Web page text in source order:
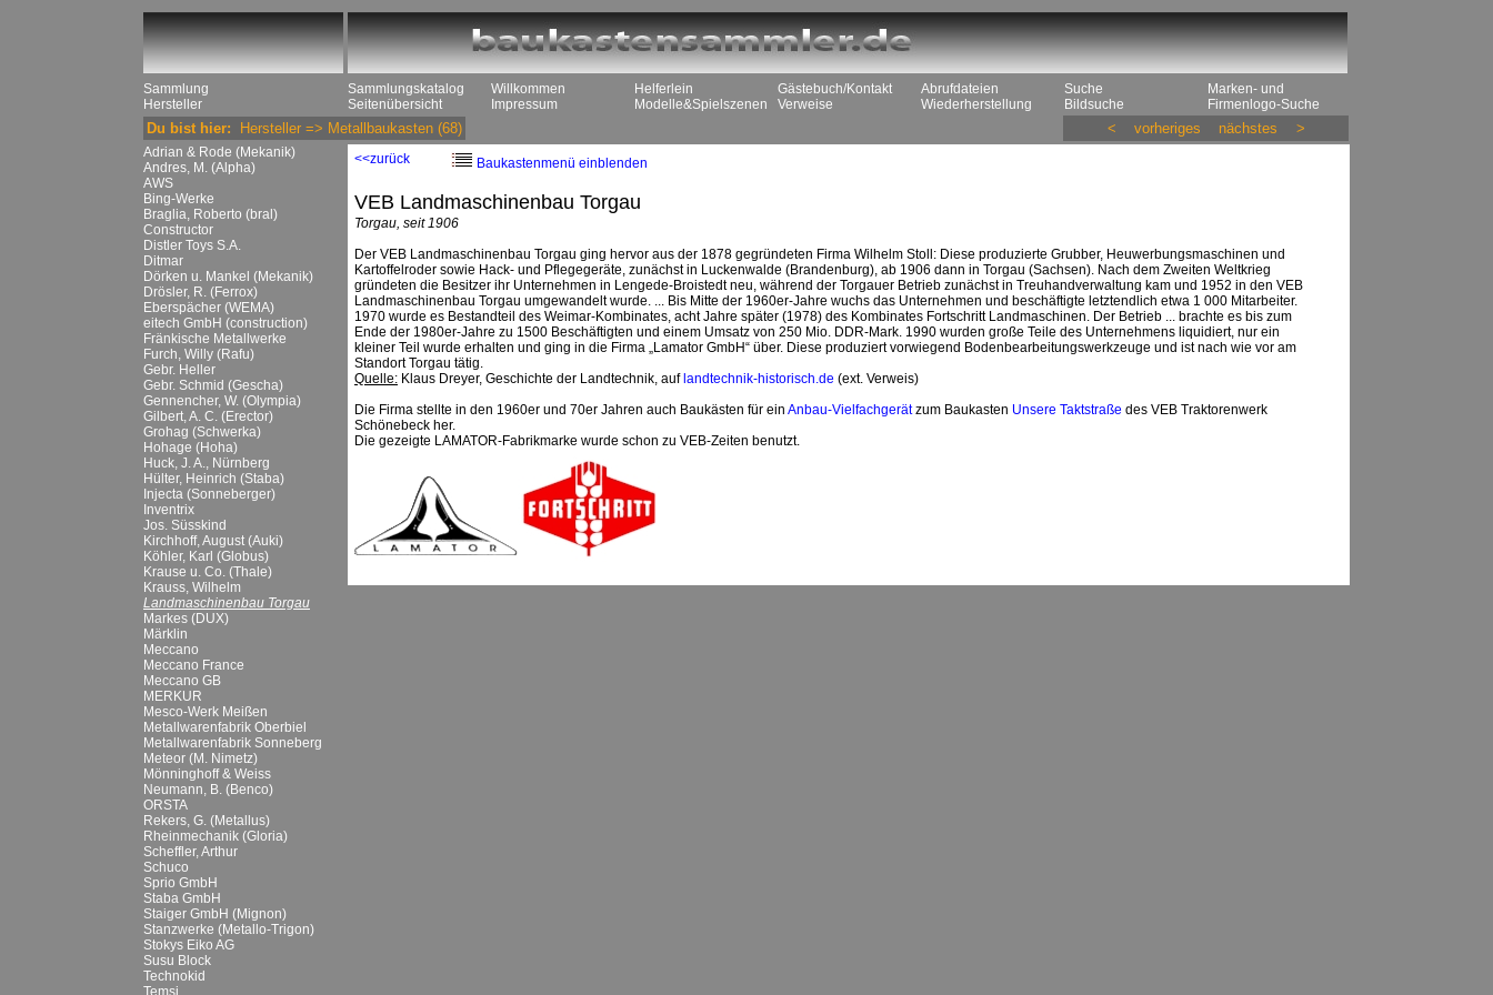
Sammlung
Hersteller
Sammlungskatalog
Seitenübersicht
Willkommen
Impressum
Helferlein
Modelle&Spielszenen
Gästebuch/Kontakt
Verweise
Abrufdateien
Wiederherstellung
Suche
Bildsuche
Marken- und
Firmenlogo-Suche
Du bist hier: Hersteller => Metallbaukasten (68) < vorheriges nächstes >
Adrian & Rode (Mekanik)
Andres, M. (Alpha)
AWS
Bing-Werke
Braglia, Roberto (bral)
Constructor
Distler Toys S.A.
Ditmar
Dörken u. Mankel (Mekanik)
Drösler, R. (Ferrox)
Eberspächer (WEMA)
eitech GmbH (construction)
Fränkische Metallwerke
Furch, Willy (Rafu)
Gebr. Heller
Gebr. Schmid (Gescha)
Gennencher, W. (Olympia)
Gilbert, A. C. (Erector)
Grohag (Schwerka)
Hohage (Hoha)
Huck, J. A., Nürnberg
Hülter, Heinrich (Staba)
Injecta (Sonneberger)
Inventrix
Jos. Süsskind
Kirchhoff, August (Auki)
Köhler, Karl (Globus)
Krause u. Co. (Thale)
Krauss, Wilhelm
Landmaschinenbau Torgau
Markes (DUX)
Märklin
Meccano
Meccano France
Meccano GB
MERKUR
Mesco-Werk Meißen
Metallwarenfabrik Oberbiel
Metallwarenfabrik Sonneberg
Meteor (M. Nimetz)
Mönninghoff & Weiss
Neumann, B. (Benco)
ORSTA
Rekers, G. (Metallus)
Rheinmechanik (Gloria)
Scheffler, Arthur
Schuco
Sprio GmbH
Staba GmbH
Staiger GmbH (Mignon)
Stanzwerke (Metallo-Trigon)
Stokys Eiko AG
Susu Block
Technokid
Temsi
<<zurück Baukastenmenü einblenden
VEB Landmaschinenbau Torgau
Torgau, seit 1906
Der VEB Landmaschinenbau Torgau ging hervor aus der 1878 gegründeten Firma Wilhelm Stoll: Diese produzierte Grubber, Heuwerbungsmaschinen und
Kartoffelroder sowie Hack- und Pflegegeräte, zunächst in Luckenwalde (Brandenburg), ab 1906 dann in Torgau (Sachsen). Nach dem Zweiten Weltkrieg
gründeten die Besitzer ihr Unternehmen in Lengede-Broistedt neu, während der Torgauer Betrieb zunächst in Treuhandverwaltung kam und 1952 in den VEB
Landmaschinenbau Torgau umgewandelt wurde. ... Bis Mitte der 1960er-Jahre wuchs das Unternehmen und beschäftigte letztendlich etwa 1 000 Mitarbeiter.
1970 wurde es Bestandteil des Weimar-Kombinates, acht Jahre später (1978) des Kombinates Fortschritt Landmaschinen. Der Betrieb ... brachte es bis zum
Ende der 1980er-Jahre zu 1500 Beschäftigten und einem Umsatz von 250 Mio. DDR-Mark. 1990 wurden große Teile des Unternehmens liquidiert, nur ein
kleiner Teil wurde erhalten und ging in die Firma „Lamator GmbH“ über. Diese produziert vorwiegend Bodenbearbeitungswerkzeuge und ist nach wie vor am
Standort Torgau tätig.
Quelle: Klaus Dreyer, Geschichte der Landtechnik, auf landtechnik-historisch.de (ext. Verweis)
Die Firma stellte in den 1960er und 70er Jahren auch Baukästen für ein Anbau-Vielfachgerätzum Baukasten Unsere Taktstraße des VEB Traktorenwerk
Schönebeck her.
Die gezeigte LAMATOR-Fabrikmarke wurde schon zu VEB-Zeiten benutzt.